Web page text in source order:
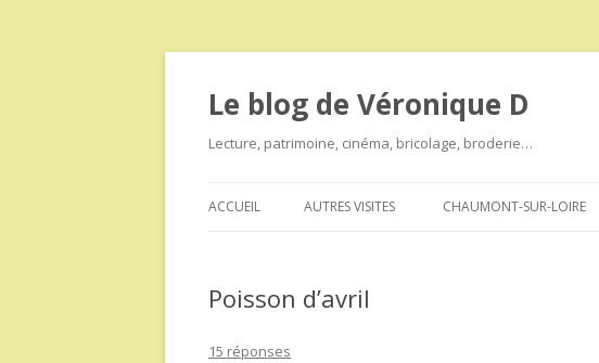
Le blog de Véronique D
Lecture, patrimoine, cinéma, bricolage, broderie…
ACCUEIL AUTRES VISITES CHAUMONT-SUR-LOIRE
Poisson d’avril
15 réponses